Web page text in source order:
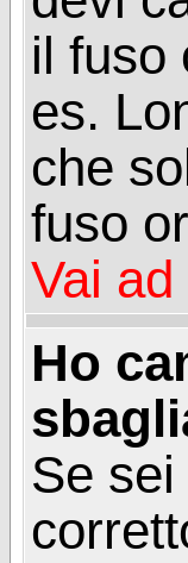
il fuso
es.
che
fuso
Vai
Ho
Se